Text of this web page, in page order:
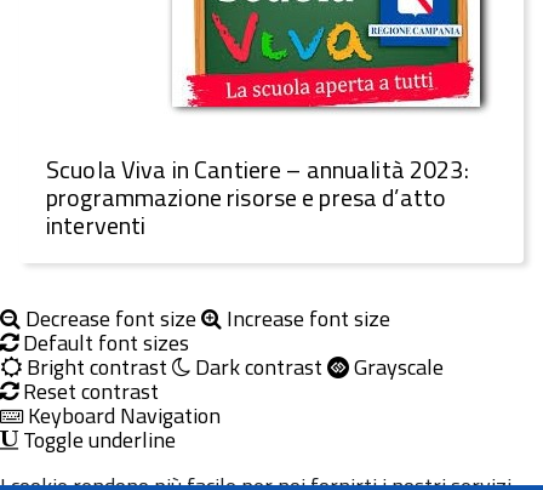
Scuola Viva in Cantiere – annualità 2023:
programmazione risorse e presa d’atto
interventi
Decrease font size Increase font size
Default font sizes
Bright contrast Dark contrast Grayscale
Reset contrast
Keyboard Navigation
Toggle underline